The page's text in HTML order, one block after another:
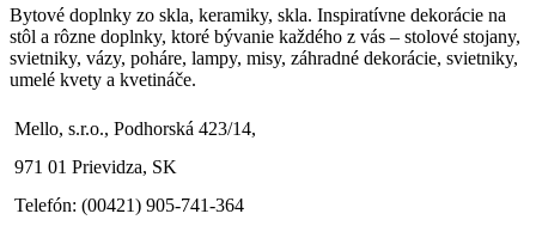
Bytové doplnky zo skla, keramiky, skla. Inspiratívne dekorácie na
stôl a rôzne doplnky, ktoré bývanie každého z vás – stolové stojany,
svietniky, vázy, poháre, lampy, misy, záhradné dekorácie, svietniky,
umelé kvety a kvetináče.
Mello, s.r.o., Podhorská 423/14,
971 01 Prievidza, SK
Telefón: (00421) 905-741-364